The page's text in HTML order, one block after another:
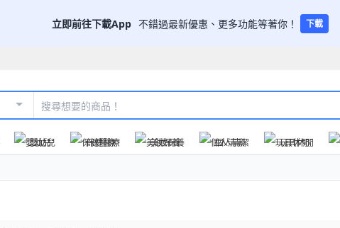
立即前往下載App 不錯過最新優惠、更多功能等著你！ 下載
嬰幼兒 保健醫療 美妝保養 個人清潔 玩具休閒